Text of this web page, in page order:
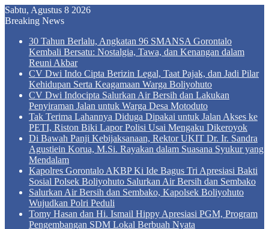
Sabtu, Agustus 8 2026
Breaking News
30 Tahun Berlalu, Angkatan 96 SMANSA Gorontalo
Kembali Bersatu: Nostalgia, Tawa, dan Kenangan dalam
Reuni Akbar
CV Dwi Indo Cipta Berizin Legal, Taat Pajak, dan Jadi Pilar
Kehidupan Serta Keagamaan Warga Boliyohuto
CV Dwi Indocipta Salurkan Air Bersih dan Lakukan
Penyiraman Jalan untuk Warga Desa Motoduto
Tak Terima Lahannya Diduga Dipakai untuk Jalan Akses ke
PETI, Riston Biki Lapor Polisi Usai Mengaku Dikeroyok
Di Bawah Panji Kebijaksanaan, Rektor UKIT Dr. Ir. Sandra
Agustiein Korua, M.Si. Rayakan dalam Suasana Syukur yang
Mendalam
Kapolres Gorontalo AKBP Ki Ide Bagus Tri Apresiasi Bakti
Sosial Polsek Boliyohuto Salurkan Air Bersih dan Sembako
Salurkan Air Bersih dan Sembako, Kapolsek Boliyohuto
Wujudkan Polri Peduli
Tomy Hasan dan Hi. Ismail Hippy Apresiasi PGM, Program
Pengembangan SDM Lokal Berbuah Nyata